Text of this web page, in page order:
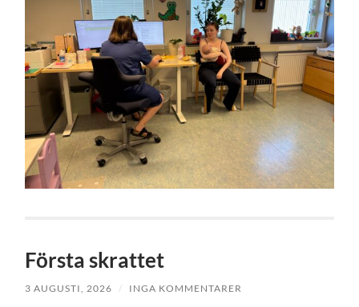
Första skrattet
3 AUGUSTI, 2026 / INGA KOMMENTARER